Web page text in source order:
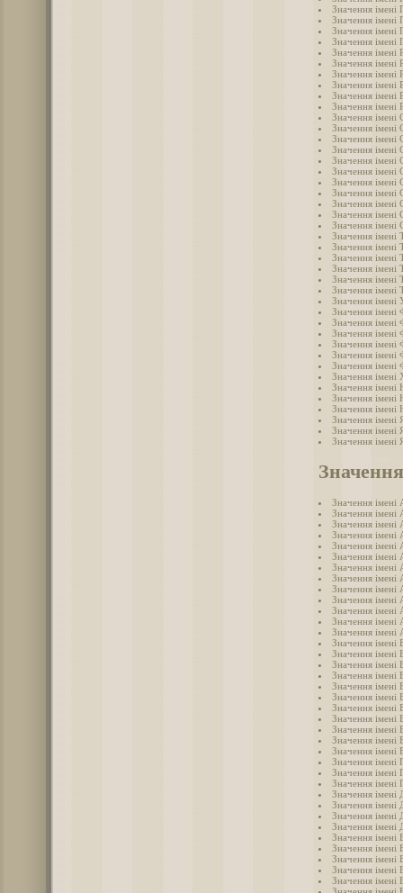
Значення імені
Значення імені
Значення імені
Значення імені
Значення імені
Значення імені
Значення імені
Значення імені
Значення імені
Значення імені
Значення імені
Значення імені
Значення імені
Значення імені
Значення імені
Значення імені
Значення імені
Значення імені
Значення імені
Значення імені
Значення імені
Значення імені
Значення імені
Значення імені
Значення імені
Значення імені
Значення імені
Значення імені
Значення імені
Значення імені
Значення імені
Значення імені
Значення імені
Значення імені
Значення імені
Значення імені
Значення імені
Значення
Значення імені
Значення імені
Значення імені
Значення імені
Значення імені
Значення імені
Значення імені
Значення імені
Значення імені
Значення імені
Значення імені
Значення імені
Значення імені
Значення імені
Значення імені
Значення імені
Значення імені
Значення імені
Значення імені
Значення імені
Значення імені
Значення імені
Значення імені
Значення імені
Значення імені
Значення імені
Значення імені
Значення імені
Значення імені
Значення імені
Значення імені
Значення імені
Значення імені
Значення імені
Значення імені
Значення імені
Значення імені
Значення імені
Значення імені